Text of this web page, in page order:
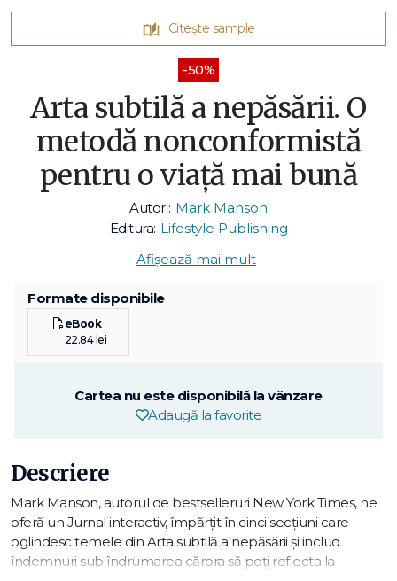
Citește sample
-50%
Arta subtilă a nepăsării. O
metodă nonconformistă
pentru o viață mai bună
Autor : Mark Manson
Editura: Lifestyle Publishing
Afișează mai mult
Formate disponibile
eBook
22.84 lei
Cartea nu este disponibilă la vânzare
Adaugă la favorite
Descriere
Mark Manson, autorul de bestselleruri New York Times, ne
oferă un Jurnal interactiv, împărțit în cinci secțiuni care
oglindesc temele din Arta subtilă a nepăsării și includ
îndemnuri sub îndrumarea cărora să poți reflecta la